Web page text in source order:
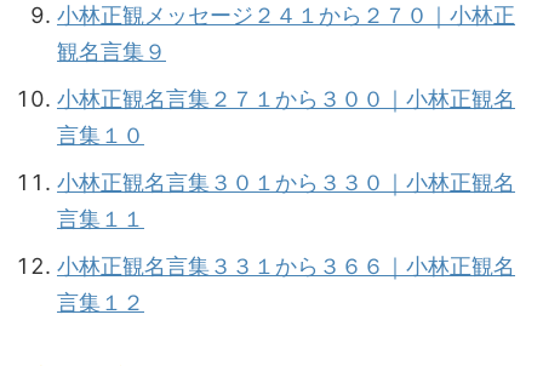
小林正観メッセージ２４１から２７０｜小林正
観名言集９
小林正観名言集２７１から３００｜小林正観名
言集１０
小林正観名言集３０１から３３０｜小林正観名
言集１１
小林正観名言集３３１から３６６｜小林正観名
言集１２